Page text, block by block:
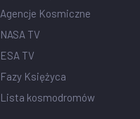
Agencje Kosmiczne
NASA TV
ESA TV
Fazy Księżyca
Lista kosmodromów